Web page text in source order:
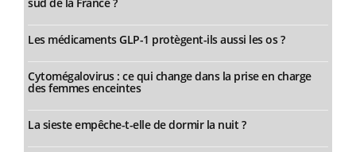
Les médicaments GLP-1 protègent-ils aussi les os ?
Cytomégalovirus : ce qui change dans la prise en charge
des femmes enceintes
La sieste empêche-t-elle de dormir la nuit ?